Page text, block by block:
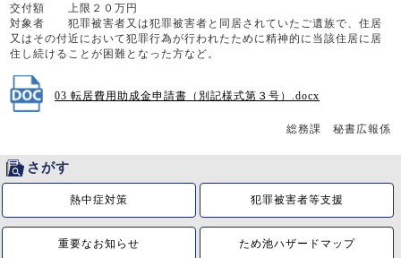
交付額 上限２０万円
対象者 犯罪被害者又は犯罪被害者と同居されていたご遺族で、住居
又はその付近において犯罪行為が行われたために精神的に当該住居に居
住し続けることが困難となった方など。
03 転居費用助成金申請書（別記様式第３号）.docx
総務課 秘書広報係
さがす
熱中症対策 犯罪被害者等支援
重要なお知らせ ため池ハザードマップ